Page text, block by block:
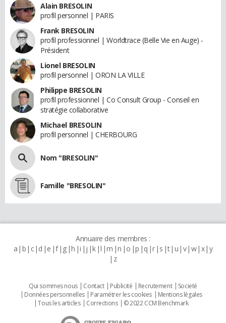
Alain BRESOLIN
profil personnel | PARIS
Frank BRESOLIN
profil professionnel | Worldtrace (Belle Vie en Auge) -
Président
Lionel BRESOLIN
profil personnel | ORON LA VILLE
Philippe BRESOLIN
profil professionnel | Co Consult Group - Conseil en
stratégie collaborative
Michael BRESOLIN
profil personnel | CHERBOURG
Nom "BRESOLIN"
Famille "BRESOLIN"
Annuaire des membres :
a b c d e f g h i j k l m n o p q r s t u v w x y
z
Qui sommes nous Contact Publicité Recrutement
Societé
Données personnelles
Paramétrer les cookies
Mentions légales
Tous les articles
Corrections © 2022 CCM Benchmark